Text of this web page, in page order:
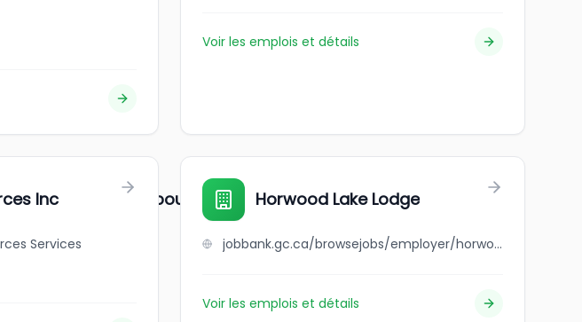
Voir les emplois et détails
University, Sabour)
Inc
Services
Horwood Lake Lodge
jobbank.gc.ca/browsejobs/employer/horwood+lake+lodge/ca
Voir les emplois et détails